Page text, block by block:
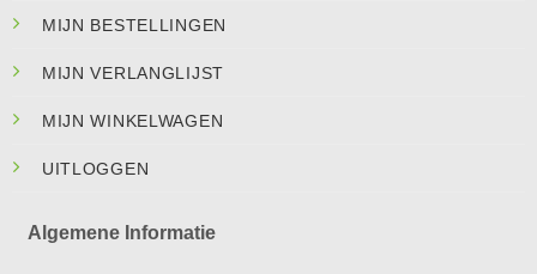
MIJN BESTELLINGEN
MIJN VERLANGLIJST
MIJN WINKELWAGEN
UITLOGGEN
Algemene Informatie